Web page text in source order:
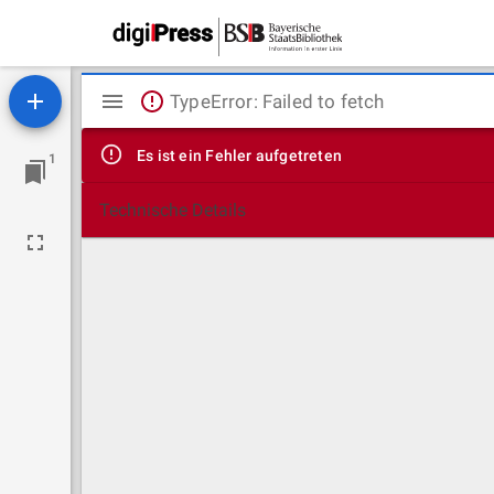
1
Mirador
Viewer
TypeError: Failed to fetch
Es ist ein Fehler aufgetreten
Technische Details